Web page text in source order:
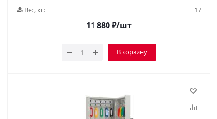
Вес, кг:
17
11 880₽/шт
В корзину